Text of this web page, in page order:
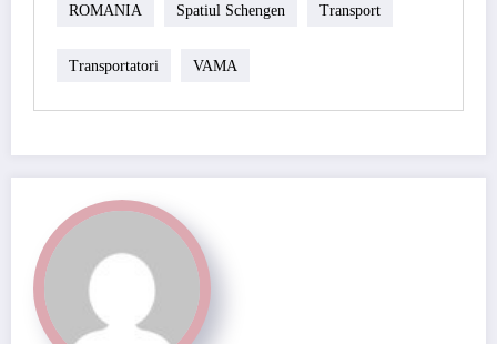
ROMANIA Spatiul Schengen Transport
Transportatori VAMA